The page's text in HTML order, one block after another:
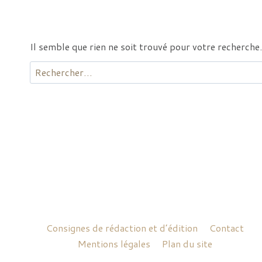
Il semble que rien ne soit trouvé pour votre recherche.
Rechercher :
Consignes de rédaction et d’édition
Contact
Mentions légales
Plan du site